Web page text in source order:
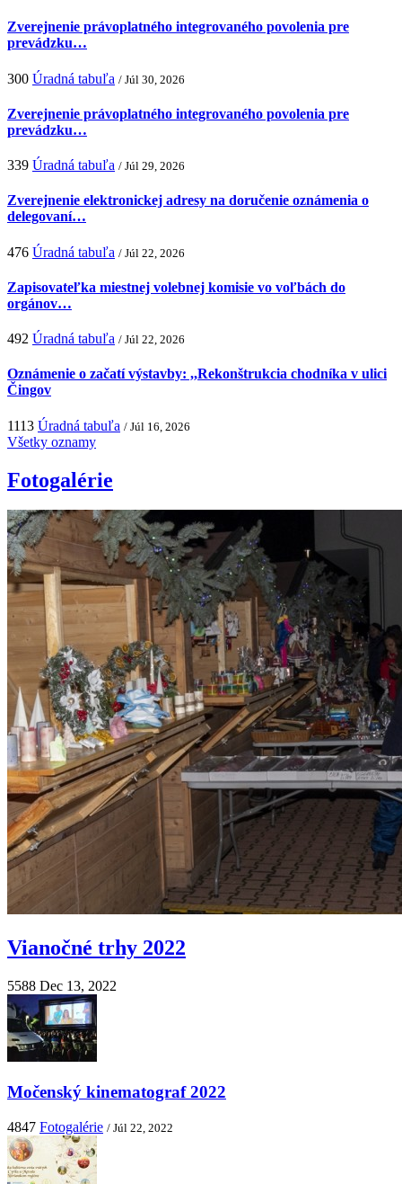
Zverejnenie právoplatného integrovaného povolenia pre
prevádzku…
300 Úradná tabuľa / Júl 30, 2026
Zverejnenie právoplatného integrovaného povolenia pre
prevádzku…
339 Úradná tabuľa / Júl 29, 2026
Zverejnenie elektronickej adresy na doručenie oznámenia o
delegovaní…
476 Úradná tabuľa / Júl 22, 2026
Zapisovateľka miestnej volebnej komisie vo voľbách do
orgánov…
492 Úradná tabuľa / Júl 22, 2026
Oznámenie o začatí výstavby: ,,Rekonštrukcia chodníka v ulici
Čingov
1113 Úradná tabuľa / Júl 16, 2026
Všetky oznamy
Fotogalérie
Vianočné trhy 2022
5588 Dec 13, 2022
Močenský kinematograf 2022
4847 Fotogalérie / Júl 22, 2022